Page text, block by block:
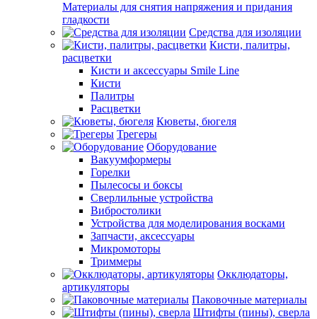
Материалы для снятия напряжения и придания
гладкости
Средства для изоляции
Кисти, палитры,
расцветки
Кисти и аксессуары Smile Line
Кисти
Палитры
Расцветки
Кюветы, бюгеля
Трегеры
Оборудование
Вакуумформеры
Горелки
Пылесосы и боксы
Сверлильные устройства
Вибростолики
Устройства для моделирования восками
Запчасти, аксессуары
Микромоторы
Триммеры
Окклюдаторы,
артикуляторы
Паковочные материалы
Штифты (пины), сверла